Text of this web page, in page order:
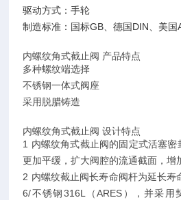
驱动方式：手轮
制造标准：国标GB、德国DIN、美国
内螺纹角式截止阀 产品特点
多种螺纹端选择
不锈钢一体式阀座
采用脱腊铸造
内螺纹角式截止阀 设计特点
1 内螺纹角式截止阀的固定式活塞
更加平缓，扩大阀腔的流通截面，增
2 内螺纹截止阀长寿命阀杆为延长寿
6/不锈钢316L（ARES），并采用